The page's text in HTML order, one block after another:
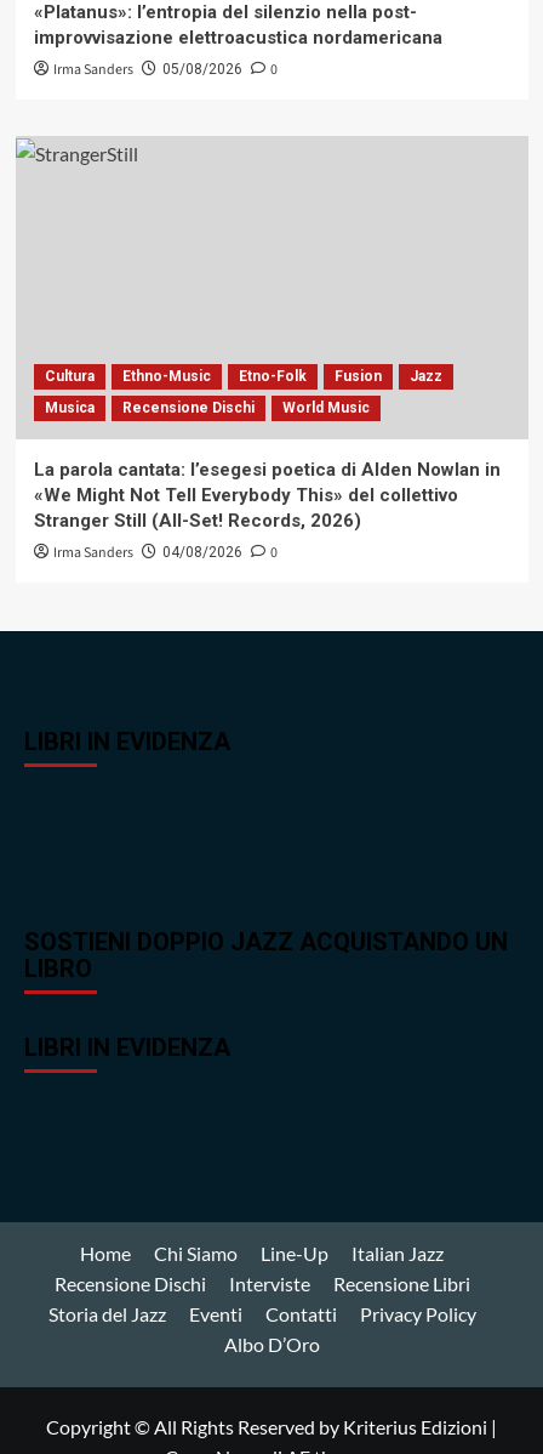
«Platanus»: l’entropia del silenzio nella post-
improvvisazione elettroacustica nordamericana
Irma Sanders 05/08/2026 0
Cultura Ethno-Music Etno-Folk Fusion
Jazz
Musica
Recensione Dischi World Music
La parola cantata: l’esegesi poetica di Alden Nowlan in
«We Might Not Tell Everybody This» del collettivo
Stranger Still (All-Set! Records, 2026)
Irma Sanders 04/08/2026 0
LIBRI IN EVIDENZA
SOSTIENI DOPPIO JAZZ ACQUISTANDO UN
LIBRO
LIBRI IN EVIDENZA
Home Chi Siamo Line-Up
Italian Jazz
Recensione Dischi
Interviste
Recensione Libri
Storia del Jazz
Eventi Contatti
Privacy Policy
Albo D’Oro
Copyright © All Rights Reserved by Kriterius Edizioni |